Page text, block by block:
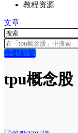
教程资源
文章
全部标签
tpu概念股